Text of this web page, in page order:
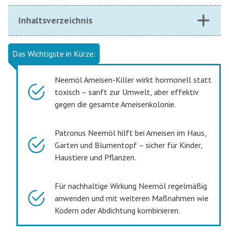
Inhaltsverzeichnis
Das Wichtigste in Kürze:
Neemöl Ameisen-Killer wirkt hormonell statt
toxisch – sanft zur Umwelt, aber effektiv
gegen die gesamte Ameisenkolonie.
Patronus Neemöl hilft bei Ameisen im Haus,
Garten und Blumentopf – sicher für Kinder,
Haustiere und Pflanzen.
Für nachhaltige Wirkung Neemöl regelmäßig
anwenden und mit weiteren Maßnahmen wie
Ködern oder Abdichtung kombinieren.